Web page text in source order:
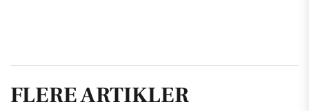
FLERE ARTIKLER